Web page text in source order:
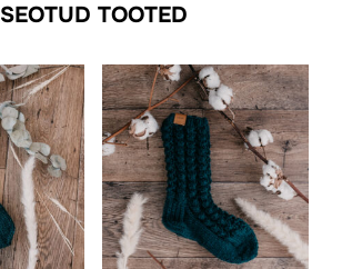
SEOTUD TOOTED